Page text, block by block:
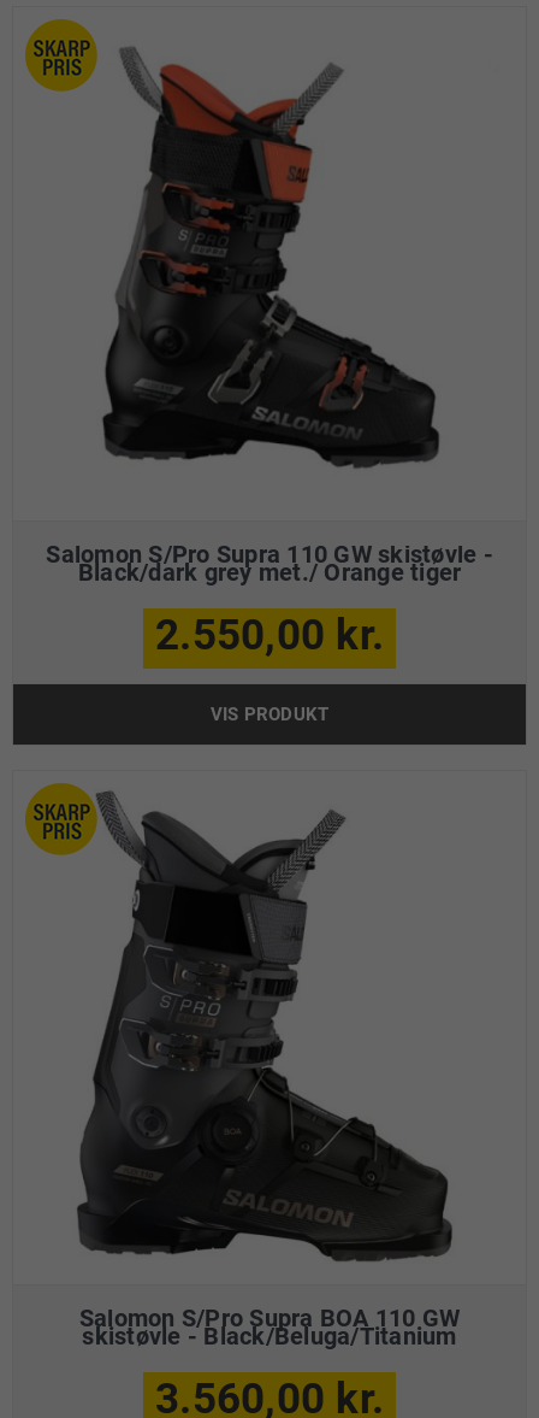
Salomon S/Pro Supra 110 GW skistøvle -
Black/dark grey met./ Orange tiger
2.550,00 kr.
VIS PRODUKT
Salomon S/Pro Supra BOA 110 GW
skistøvle - Black/Beluga/Titanium
3.560,00 kr.